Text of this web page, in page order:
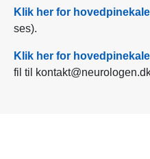
Klik her for
ses).
Klik her for
fil til